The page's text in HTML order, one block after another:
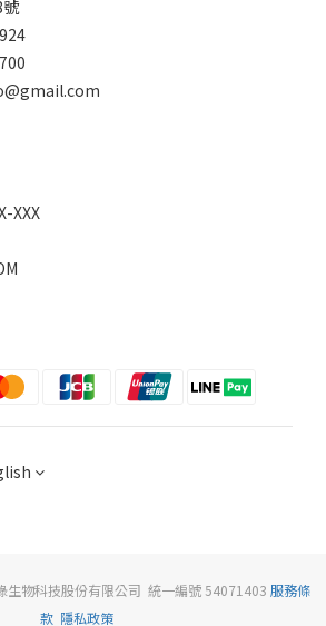
XXX
物科技股份有限公司 統一編號 54071403 服務條
款 隱私政策